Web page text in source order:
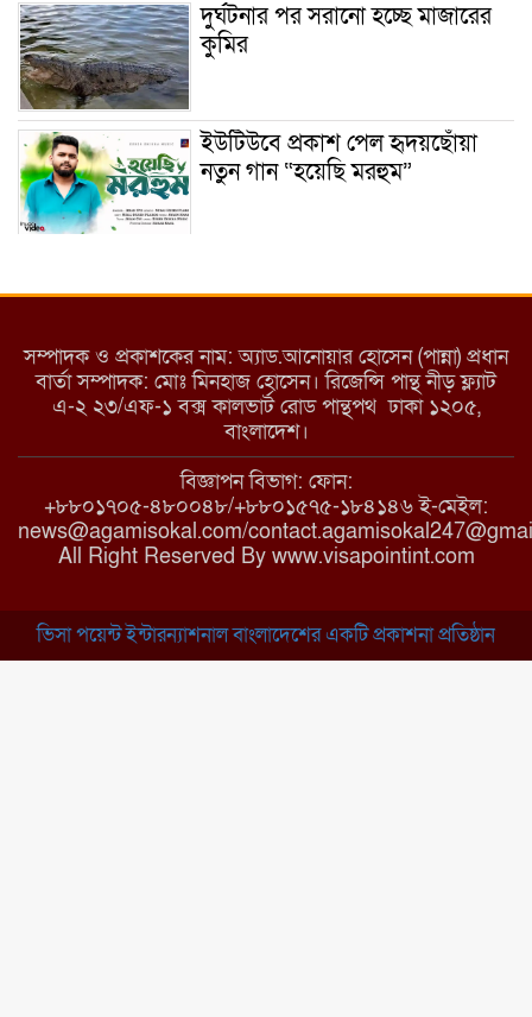
দুর্ঘটনার পর সরানো হচ্ছে মাজারের
কুমির
ইউটিউবে প্রকাশ পেল হৃদয়ছোঁয়া
নতুন গান “হয়েছি মরহুম”
মরণ নেশা
মাধবপুরে কমিউনিটি ক্লিনিকে
অনিয়মের অভিযোগ
রাজবাড়ী: বালিয়াকান্দিতে কিশোরীর
ঝুলন্ত মরদেহ উদ্ধার
সম্পাদক ও প্রকাশকের নাম: অ্যাড.আনোয়ার হোসেন (পান্না) প্রধান
বার্তা সম্পাদক: মোঃ মিনহাজ হোসেন। রিজেন্সি পান্থ নীড় ফ্ল্যাট
এ-২ ২৩/এফ-১ বক্স কালভার্ট রোড পান্থপথ ঢাকা ১২০৫,
বাংলাদেশ।
বিজ্ঞাপন বিভাগ: ফোন:
+৮৮০১৭০৫-৪৮০০৪৮/+৮৮০১৫৭৫-১৮৪১৪৬ ই-মেইল:
news@agamisokal.com/
All Right Reserved By www.visapointint.com
ভিসা পয়েন্ট ইন্টারন্যাশনাল বাংলাদেশের একটি প্রকাশনা প্রতিষ্ঠান